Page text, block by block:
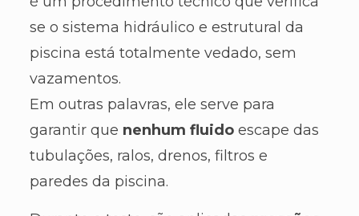
se o sistema hidráulico e estrutural da
piscina está totalmente vedado, sem
vazamentos.
Em outras palavras, ele serve para
garantir que nenhum fluidoescape das
tubulações, ralos, drenos, filtros e
paredes da piscina.